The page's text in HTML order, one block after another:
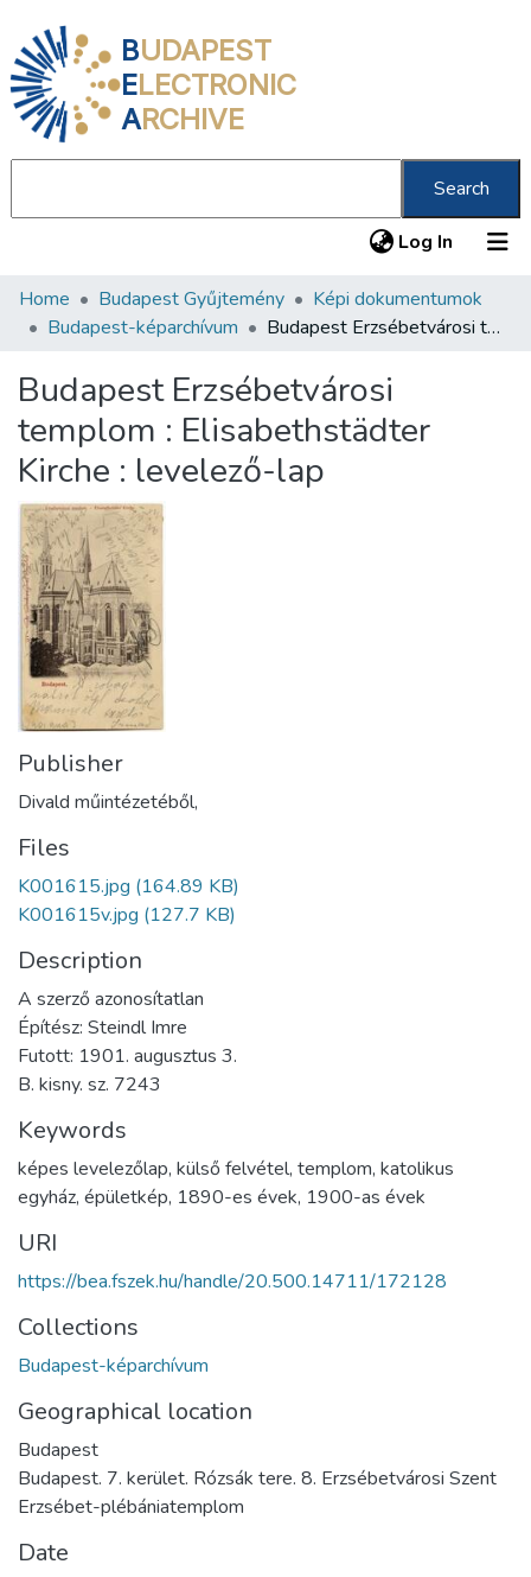
BUDAPEST
ELECTRONIC
ARCHIVE
Search
Log In (current)
Communities & Collections
Statistics
About us
Home Budapest Gyűjtemény
Képi dokumentumok
Budapest-képarchívum
Budapest Erzsébetvárosi templom : Elisabethstädter Kirche : levelező-lap
Budapest Erzsébetvárosi
templom : Elisabethstädter
Kirche : levelező-lap
Publisher
Divald műintézetéből,
Files
K001615.jpg (164.89 KB)
K001615v.jpg (127.7 KB)
Description
A szerző azonosítatlan
Építész: Steindl Imre
Futott: 1901. augusztus 3.
B. kisny. sz. 7243
Keywords
képes levelezőlap, külső felvétel, templom, katolikus
egyház, épületkép, 1890-es évek, 1900-as évek
URI
https://bea.fszek.hu/handle/20.500.14711/172128
Collections
Budapest-képarchívum
Geographical location
Budapest
Budapest. 7. kerület. Rózsák tere. 8. Erzsébetvárosi Szent
Erzsébet-plébániatemplom
Date